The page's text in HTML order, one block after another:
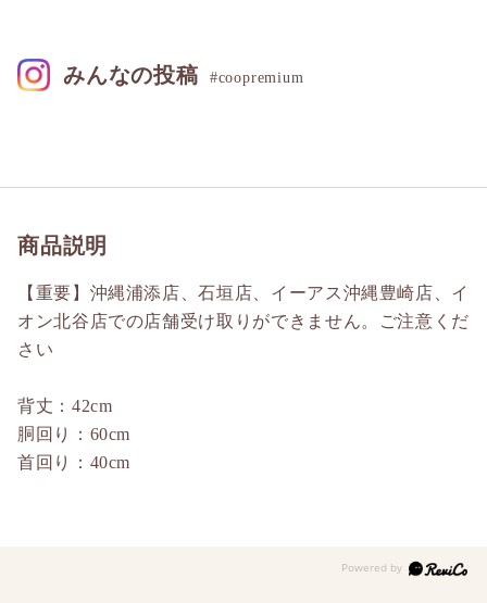
商品説明
【重要】沖縄浦添店、石垣店、イーアス沖縄豊崎店、イ
オン北谷店での店舗受け取りができません。ご注意くだ
さい
背丈：42cm
胴回り：60cm
首回り：40cm
みんなの投稿 #coopremium